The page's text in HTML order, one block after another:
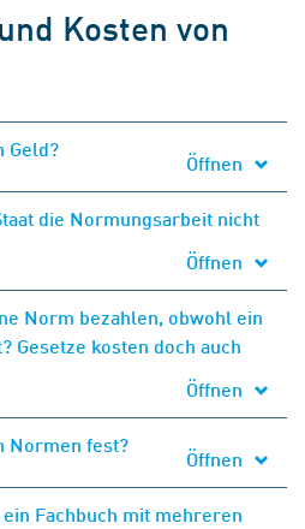
Kosten von
Geld?
Öffnen
die Normungsarbeit nicht
Öffnen
Norm bezahlen, obwohl ein
Gesetze kosten doch auch
Öffnen
Normen fest?
Öffnen
Fachbuch mit mehreren